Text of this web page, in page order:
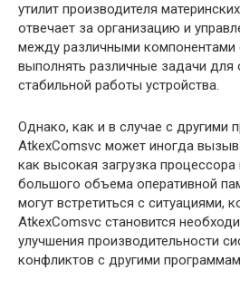
утилит производителя
отвечает за организацию и
между различными
выполнять различные задачи для
стабильной работы устройства.
Однако, как и в случае с другими
AtkexComsvc может иногда
как высокая загрузка
большого объема оперативной
могут встретиться с ситуациями,
AtkexComsvc становится
улучшения производительности
конфликтов с другими